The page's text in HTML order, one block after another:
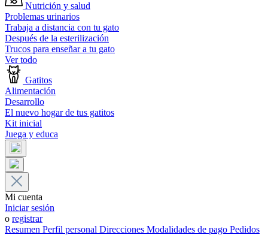
Nutrición y salud
Problemas urinarios
Trabaja a distancia con tu gato
Después de la esterilización
Trucos para enseñar a tu gato
Ver todo
Gatitos
Alimentación
Desarrollo
El nuevo hogar de tus gatitos
Kit inicial
Juega y educa
Mi cuenta
Iniciar sesión
o registrar
Resumen Perfil personal Direcciones Modalidades de pago Pedidos